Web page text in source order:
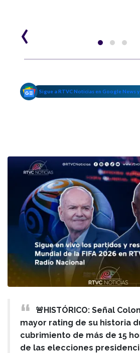
‹
Sigue a RTVC Noticias en Google News
🚨HISTÓRICO: Señal
mayor rating de su historia
cubrimiento de más de 15
de las elecciones